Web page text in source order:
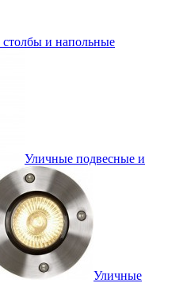
и напольные
Уличные подвесные и
Уличные